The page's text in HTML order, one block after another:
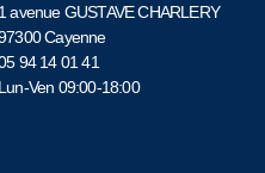
1 avenue GUSTAVE CHARLERY
Cayenne
94 14 01 41
Lun-Ven 09:00-18:00